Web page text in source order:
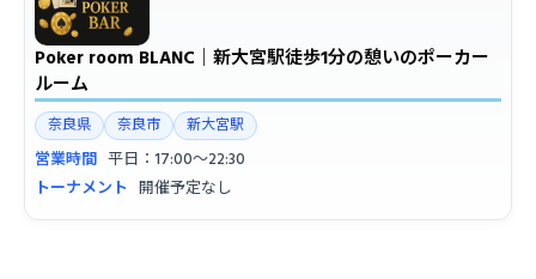
Poker room BLANC｜新大宮駅徒歩1分の憩いのポーカー
ルーム
奈良県 奈良市 新大宮駅
営業時間 平日：17:00〜22:30
トーナメント 開催予定なし